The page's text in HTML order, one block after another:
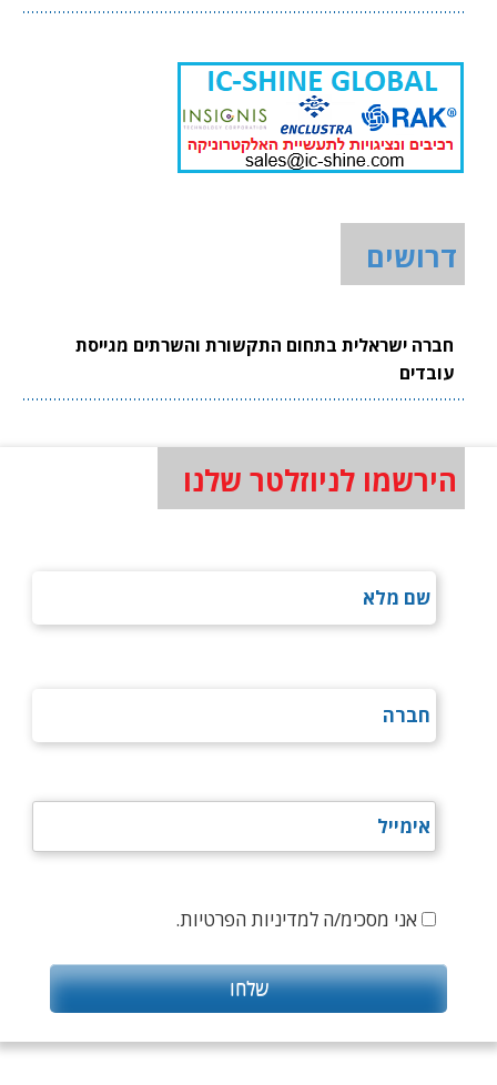
דרושים
חברה ישראלית בתחום התקשורת והשרתים מגייסת
עובדים
הירשמו לניוזלטר שלנו
אני מסכימ/ה למדיניות הפרטיות.